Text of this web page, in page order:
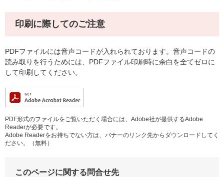
印刷に際してのご注意
PDFファイルには音声コードが入れられております。音声コードの
読み取りを行うためには、PDFファイル印刷時に余白を全てゼロに
して印刷してください。
PDF形式のファイルをご覧いただく場合には、Adobe社が提供するAdobe
Readerが必要です。
Adobe Readerをお持ちでない方は、バナーのリンク先からダウンロードしてく
ださい。（無料）
このページに関する問合せ先